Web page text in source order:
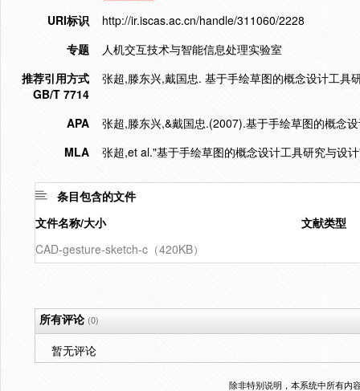
URI标识
http://ir.iscas.ac.cn/handle/311060/2228
专题
人机交互技术与智能信息处理实验室
推荐引用方式
GB/T 7714
张超,滕东兴,戴国忠. 基于手绘草图的概念设计工
APA
张超,滕东兴,&戴国忠.(2007).基于手绘草图的概念
MLA
张超,et al."基于手绘草图的概念设计工具研究与设
条目包含的文件
文件名称/大小
文献类型
CAD-gesture-sketch-c（420KB）
所有评论(0)
暂无评论
除非特别说明，本系统中所有内